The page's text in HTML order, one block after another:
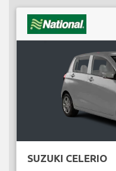
SUZUKI CELERIO